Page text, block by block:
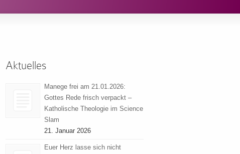
Aktuelles
Manege frei am 21.01.2026:
Gottes Rede frisch verpackt –
Katholische Theologie im Science
Slam
21. Januar 2026
Euer Herz lasse sich nicht